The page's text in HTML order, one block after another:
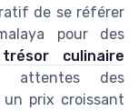
de se référer
pour des
culinaire
des
un prix croissant